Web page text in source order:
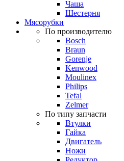
Чаша
Шестерня
Мясорубки
По производителю
Bosch
Braun
Gorenje
Kenwood
Moulinex
Philips
Tefal
Zelmer
По типу запчасти
Втулки
Гайка
Двигатель
Ножи